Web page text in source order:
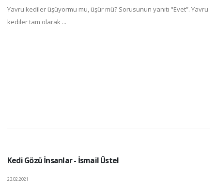
Yavru kediler üşüyormu mu, üşür mü? Sorusunun yanıtı "Evet”. Yavru
kediler tam olarak ...
Kedi Gözü İnsanlar - İsmail Üstel
23.02.2021